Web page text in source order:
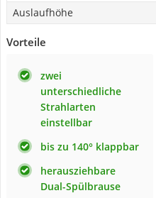
Auslaufhöhe
Vorteile
zwei
unterschiedliche
Strahlarten
einstellbar
bis zu 140° klappbar
herausziehbare
Dual-Spülbrause